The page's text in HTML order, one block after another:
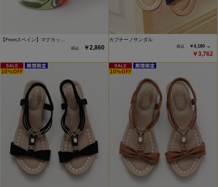
【Fromスペイン】マグカッ…
￥2,860
カプチーノサンダル
￥4,180 →
￥3,762